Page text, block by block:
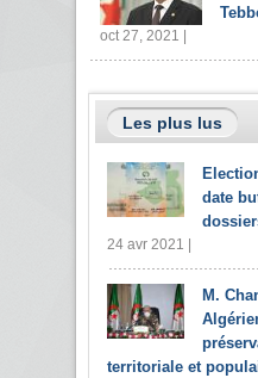
oct 27, 2021 |
Les plus lus
date
24 avr 2021 |
M.
territoriale et